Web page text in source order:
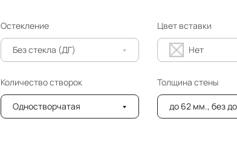
Остекление
Без стекла (ДГ)
Цвет вставки
Нет
Количество створок
Одностворчатая
Толщина стены
до 62 мм., без